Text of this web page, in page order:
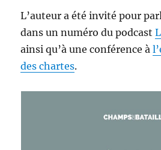
L’auteur a été invité pour
dans un numéro du podcast
ainsi qu’à une conférence à
des chartes.